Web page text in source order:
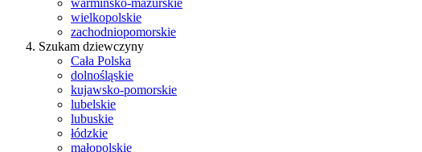
warmińsko-mazurskie
wielkopolskie
zachodniopomorskie
Szukam dziewczyny
Cała Polska
dolnośląskie
kujawsko-pomorskie
lubelskie
lubuskie
łódzkie
małopolskie